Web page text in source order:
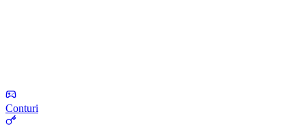
Conturi